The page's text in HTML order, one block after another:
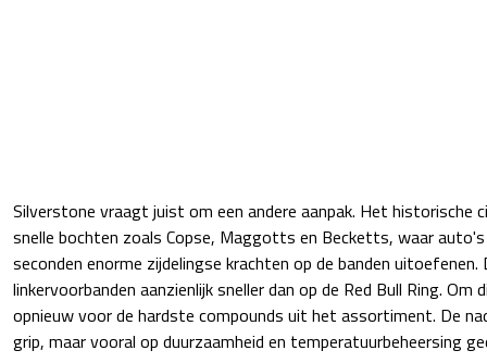
Silverstone vraagt juist om een andere aanpak. Het historische
snelle bochten zoals Copse, Maggotts en Becketts, waar auto's
seconden enorme zijdelingse krachten op de banden
linkervoorbanden aanzienlijk sneller dan op de Red Bull Ring. Om
opnieuw voor de hardste compounds uit het assortiment. De
grip, maar vooral op duurzaamheid en temperatuurbeheersing